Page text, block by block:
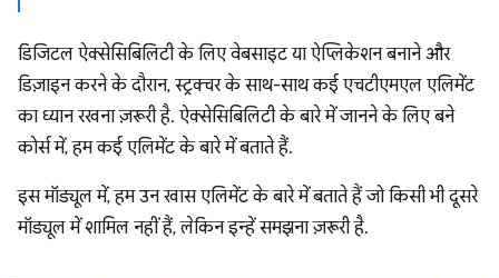
डिजिटल ऐक्सेसिबिलिटी के लिए वेबसाइट या ऐप्लिकेशन बनाने और
डिज़ाइन करने के दौरान, स्ट्रक्चर के साथ-साथ कई एचटीएमएल एलिमेंट
का ध्यान रखना ज़रूरी है. ऐक्सेसिबिलिटी के बारे में जानने के लिए बने
कोर्स में, हम कई एलिमेंट के बारे में बताते हैं.
इस मॉड्यूल में, हम उन खास एलिमेंट के बारे में बताते हैं जो किसी भी दूसरे
मॉड्यूल में शामिल नहीं हैं, लेकिन इन्हें समझना ज़रूरी है.